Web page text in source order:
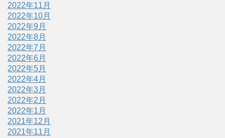
2022年11月
2022年10月
2022年9月
2022年8月
2022年7月
2022年6月
2022年5月
2022年4月
2022年3月
2022年2月
2022年1月
2021年12月
2021年11月